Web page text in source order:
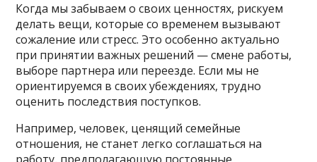
Когда мы забываем о своих ценностях, рискуем
делать вещи, которые со временем вызывают
сожаление или стресс. Это особенно актуально
при принятии важных решений — смене работы,
выборе партнера или переезде. Если мы не
ориентируемся в своих убеждениях, трудно
оценить последствия поступков.
Например, человек, ценящий семейные
отношения, не станет легко соглашаться на